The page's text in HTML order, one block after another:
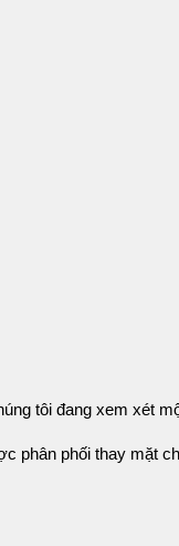
tôi đang xem xét
phân phối thay mặt